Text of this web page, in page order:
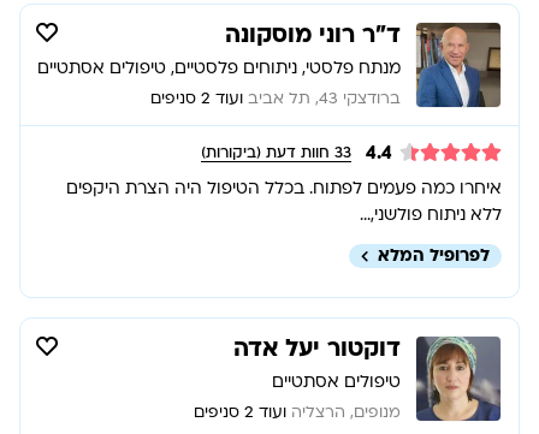
ד”ר רוני מוסקונה
מנתח פלסטי, ניתוחים פלסטיים, טיפולים אסתטיים
ברודצקי 43, תל אביב ועוד 2 סניפים
4.4
33 חוות דעת (ביקורות)
איחרו כמה פעמים לפתוח. בכלל הטיפול היה הצרת היקפים
ללא ניתוח פולשני,...
לפרופיל המלא
דוקטור יעל אדה
טיפולים אסתטיים
מנופים, הרצליה ועוד 2 סניפים